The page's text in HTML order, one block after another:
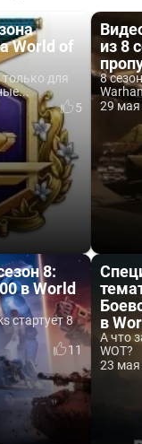
World of
для
5
из 8
8
29 мая
8:
в World
стартует 8
11
в
А что
WOT?
23 мая